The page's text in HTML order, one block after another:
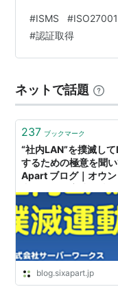
す。ただ、「何を
が膨らみます。本記
で、中小企業が陥
の本質を誤解しな
中…
#ISMS #ISO27001
#認証取得
ネットで話題
237 ブックマーク
“社内LAN”を撲滅し
するための極意を聞
Apart ブログ｜オウン
blog.sixapart.jp